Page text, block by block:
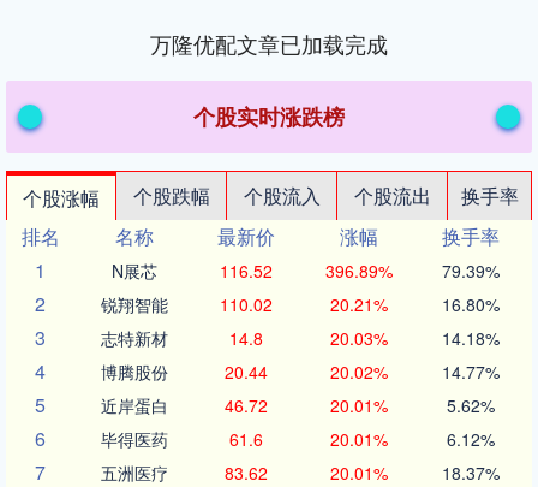
万隆优配文章已加载完成
个股实时涨跌榜
个股涨幅 个股跌幅 个股流入 个股流出
换手率
排名
名称 最新价 涨幅
换手率
1
N展芯 116.52 396.89% 79.39%
2 锐翔智能 110.02 20.21% 16.80%
3 志特新材 14.8 20.03% 14.18%
4 博腾股份 20.44 20.02% 14.77%
5 近岸蛋白 46.72 20.01% 5.62%
6 毕得医药 61.6 20.01% 6.12%
7 五洲医疗 83.62 20.01% 18.37%